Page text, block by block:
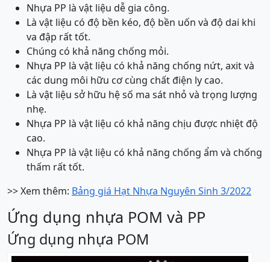
Nhựa PP là vật liệu dễ gia công.
Là vật liệu có độ bền kéo, độ bền uốn và độ dai khi
va đập rất tốt.
Chúng có khả năng chống mỏi.
Nhựa PP là vật liệu có khả năng chống nứt, axit và
các dung môi hữu cơ cùng chất điện ly cao.
Là vật liệu sở hữu hệ số ma sát nhỏ và trọng lượng
nhẹ.
Nhựa PP là vật liệu có khả năng chịu được nhiệt độ
cao.
Nhựa PP là vật liệu có khả năng chống ẩm và chống
thấm rất tốt.
>> Xem thêm: Bảng giá Hạt Nhựa Nguyên Sinh 3/2022
Ứng dụng nhựa POM và PP
Ứng dụng nhựa POM